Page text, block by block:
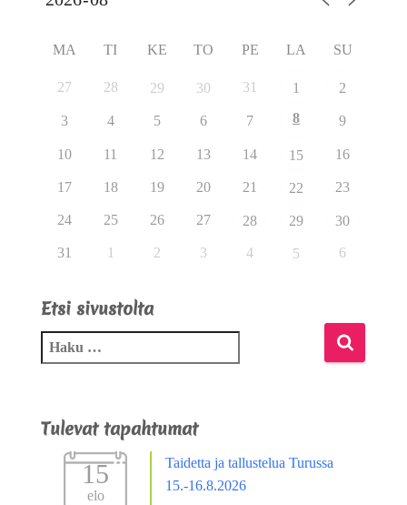
MA TI KE TO PE LA SU
27 28 29 30 31 1 2
3 4 5 6 7 8 9
10 11 12 13 14 15 16
17 18 19 20 21 22 23
24 25 26 27 28 29 30
31 1 2 3 4 5 6
Etsi sivustolta
Tulevat tapahtumat
15
elo
Taidetta ja tallustelua Turussa
15.-16.8.2026